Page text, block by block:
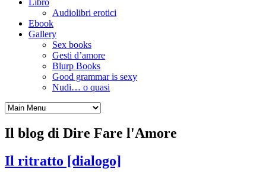
Audiolibri erotici
Ebook
Gallery
Sex books
Gesti d’amore
Blurp Books
Good grammar is sexy
Nudi… o quasi
Il blog di Dire Fare l'Amore
Il ritratto [dialogo]